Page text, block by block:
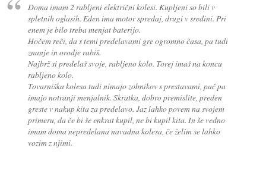
Doma imam 2 rabljeni električni kolesi. Kupljeni so bili v
spletnih oglasih. Eden ima motor spredaj, drugi v sredini. Pri
enem je bilo treba menjat baterijo.
Hočem reči, da s temi predelavami gre ogromno časa, pa tudi
znanje in orodje rabiš.
Najbrž si predelaš svoje, rabljeno kolo. Torej imaš na koncu
rabljeno kolo.
Tovarniška kolesa tudi nimajo zobnikov s prestavami, pač pa
imajo notranji menjalnik. Skratka, dobro premislite, preden
greste v nakup kita za predelavo. Jaz lahko povem na svojem
primeru, da če bi še enkrat kupil, ne bi kupil kita. In še vedno
imam doma nepredelana navadna kolesa, če želim se lahko
vozim z njimi.